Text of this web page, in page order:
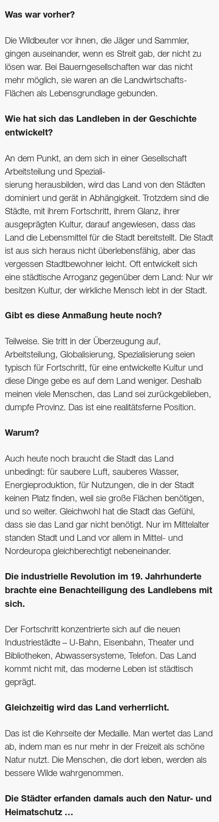
Was war vorher?
Die Wildbeuter vor ihnen, die Jäger und Sammler,
gingen auseinander, wenn es Streit gab, der nicht zu
lösen war. Bei Bauerngesellschaften war das nicht
mehr möglich, sie waren an die Landwirtschafts-
Flächen als Lebensgrundlage gebunden.
Wie hat sich das Landleben in der Geschichte
entwickelt?
An dem Punkt, an dem sich in einer Gesellschaft
Arbeitsteilung und Speziali-
sierung herausbilden, wird das Land von den Städten
dominiert und gerät in Abhängigkeit. Trotzdem sind die
Städte, mit ihrem Fortschritt, ihrem Glanz, ihrer
ausgeprägten Kultur, darauf angewiesen, dass das
Land die Lebensmittel für die Stadt bereitstellt. Die Stadt
ist aus sich heraus nicht überlebensfähig, aber das
vergessen Stadtbewohner leicht. Oft entwickelt sich
eine städtische Arroganz gegenüber dem Land: Nur wir
besitzen Kultur, der wirkliche Mensch lebt in der Stadt.
Gibt es diese Anmaßung heute noch?
Teilweise. Sie tritt in der Überzeugung auf,
Arbeitsteilung, Globalisierung, Spezialisierung seien
typisch für Fortschritt, für eine entwickelte Kultur und
diese Dinge gebe es auf dem Land weniger. Deshalb
meinen viele Menschen, das Land sei zurückgeblieben,
dumpfe Provinz. Das ist eine realitätsferne Position.
Warum?
Auch heute noch braucht die Stadt das Land
unbedingt: für saubere Luft, sauberes Wasser,
Energieproduktion, für Nutzungen, die in der Stadt
keinen Platz finden, weil sie große Flächen benötigen,
und so weiter. Gleichwohl hat die Stadt das Gefühl,
dass sie das Land gar nicht benötigt. Nur im Mittelalter
standen Stadt und Land vor allem in Mittel- und
Nordeuropa gleichberechtigt nebeneinander.
Die industrielle Revolution im 19. Jahrhunderte
brachte eine Benachteiligung des Landlebens mit
sich.
Der Fortschritt konzentrierte sich auf die neuen
Industriestädte – U-Bahn, Eisenbahn, Theater und
Bibliotheken, Abwassersysteme, Telefon. Das Land
kommt nicht mit, das moderne Leben ist städtisch
geprägt.
Gleichzeitig wird das Land verherrlicht.
Das ist die Kehrseite der Medaille. Man wertet das Land
ab, indem man es nur mehr in der Freizeit als schöne
Natur nutzt. Die Menschen, die dort leben, werden als
bessere Wilde wahrgenommen.
Die Städter erfanden damals auch den Natur- und
Heimatschutz …